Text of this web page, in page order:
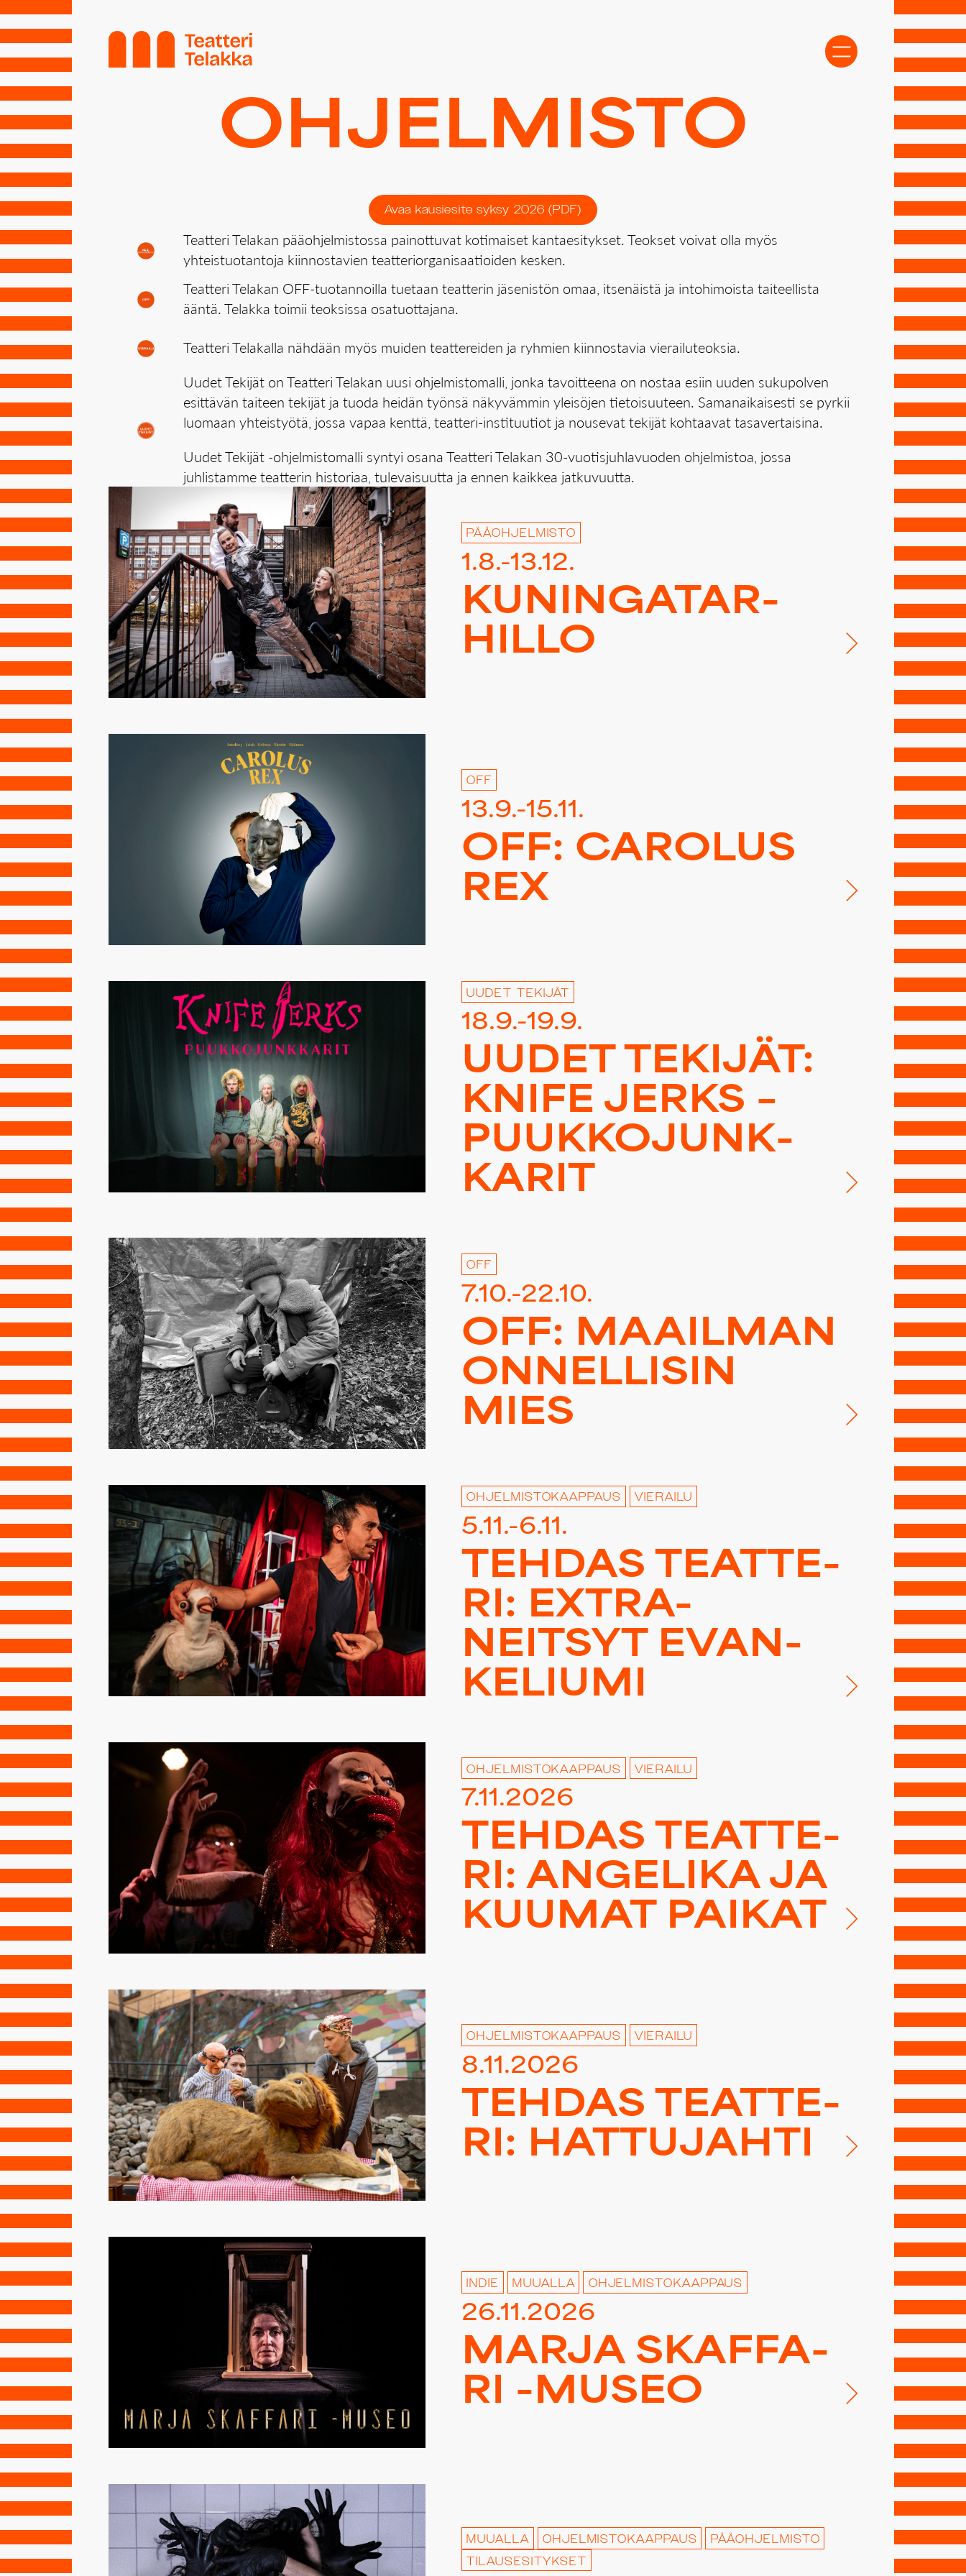
SI­VUS­TON NA­VI­GOIN­TI
Hyppää sivun sisältöön Avaa navigointi
OH­JEL­MIS­TO
Avaa kausiesite syksy 2026 (PDF)
Teatteri Telakan pääohjelmistossa painottuvat kotimaiset kantaesitykset. Teokset voivat olla myös
yhteistuotantoja kiinnostavien teatteriorganisaatioiden kesken.
Teatteri Telakan OFF-tuotannoilla tuetaan teatterin jäsenistön omaa, itsenäistä ja intohimoista taiteellista
ääntä. Telakka toimii teoksissa osatuottajana.
Teatteri Telakalla nähdään myös muiden teattereiden ja ryhmien kiinnostavia vierailuteoksia.
Uudet Tekijät on Teatteri Telakan uusi ohjelmistomalli, jonka tavoitteena on nostaa esiin uuden sukupolven
esittävän taiteen tekijät ja tuoda heidän työnsä näkyvämmin yleisöjen tietoisuuteen. Samanaikaisesti se pyrkii
luomaan yhteistyötä, jossa vapaa kenttä, teatteri-instituutiot ja nousevat tekijät kohtaavat tasavertaisina.
Uudet Tekijät -ohjelmistomalli syntyi osana Teatteri Telakan 30-vuotisjuhlavuoden ohjelmistoa, jossa
juhlistamme teatterin historiaa, tulevaisuutta ja ennen kaikkea jatkuvuutta.
PÄÄOHJELMISTO
1.8.-13.12.
KU­NIN­GA­TAR­
HIL­LO
OFF
13.9.-15.11.
OFF: CAROLUS
REX
UUDET TEKIJÄT
18.9.-19.9.
UUDET TEKIJÄT:
KNIFE JERKS –
PUUK­KO­JUNK­
KA­RIT
OFF
7.10.-22.10.
OFF: MAA­IL­MAN
ON­NEL­LI­SIN
MIES
OHJELMISTOKAAPPAUS VIERAILU
5.11.-6.11.
TEHDAS TEAT­TE­
RI: EXTRA-
NEITSYT EVAN­
KE­LIU­MI
OHJELMISTOKAAPPAUS VIERAILU
7.11.2026
TEHDAS TEAT­TE­
RI: AN­GE­LI­KA JA
KUUMAT PAIKAT
OHJELMISTOKAAPPAUS VIERAILU
8.11.2026
TEHDAS TEAT­TE­
RI: HAT­TU­JAH­TI
INDIE MUUALLA OHJELMISTOKAAPPAUS
26.11.2026
MARJA SKAF­FA­
RI -MUSEO
MUUALLA OHJELMISTOKAAPPAUS
PÄÄOHJELMISTO
TILAUSESITYKSET